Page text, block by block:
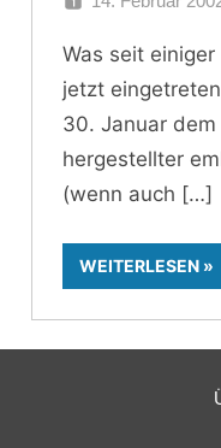
Was seit
jetzt
30. Januar
hergestellter
(wenn auch
WEITERLESEN